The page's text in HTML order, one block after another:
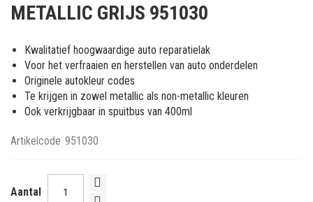
van
afbeeldingen-
gallerij
METALLIC GRIJS 951030
Kwalitatief hoogwaardige auto reparatielak
Voor het verfraaien en herstellen van auto onderdelen
Originele autokleur codes
Te krijgen in zowel metallic als non-metallic kleuren
Ook verkrijgbaar in spuitbus van 400ml
Artikelcode 951030
Aantal